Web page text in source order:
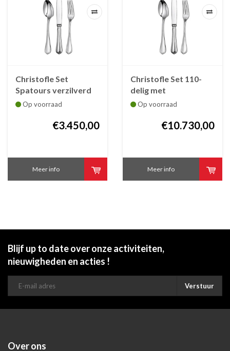
Christofle Set
Spatours verzilverd
met bestekkoffer /
Op voorraad
€3.450,00
Meer info
Christofle Set 110-
delig met
bestekkoffer
verzilverd
Op voorraad
€10.730,00
Meer info
Blijf up to date over onze activiteiten,
nieuwigheden en acties !
Verstuur
Over ons